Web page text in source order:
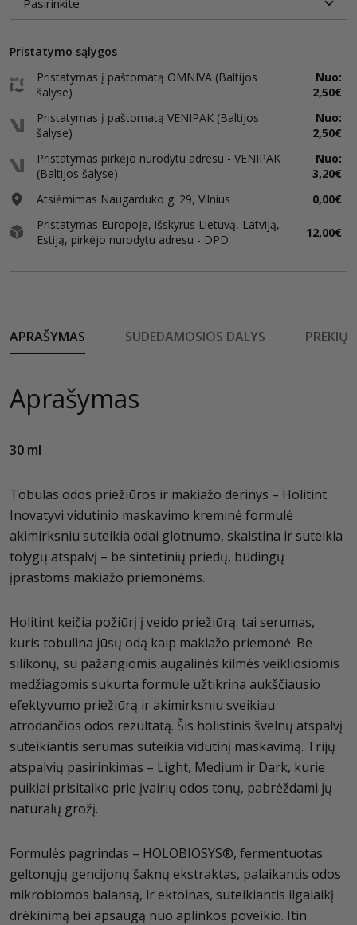
Pristatymo sąlygos
Pristatymas į paštomatą OMNIVA (Baltijos
šalyse)
Nuo:
2,50€
Pristatymas į paštomatą VENIPAK (Baltijos
šalyse)
Nuo:
2,50€
Pristatymas pirkėjo nurodytu adresu - VENIPAK
(Baltijos šalyse)
Nuo:
3,20€
Atsiėmimas Naugarduko g. 29, Vilnius
0,00€
Pristatymas Europoje, išskyrus Lietuvą, Latviją,
Estiją, pirkėjo nurodytu adresu - DPD
12,00€
APRAŠYMAS SUDEDAMOSIOS DALYS PREKIŲ
Aprašymas
30 ml
Tobulas odos priežiūros ir makiažo derinys – Holitint.
Inovatyvi vidutinio maskavimo kreminė formulė
akimirksniu suteikia odai glotnumo, skaistina ir suteikia
tolygų atspalvį – be sintetinių priedų, būdingų
įprastoms makiažo priemonėms.
Holitint keičia požiūrį į veido priežiūrą: tai serumas,
kuris tobulina jūsų odą kaip makiažo priemonė. Be
silikonų, su pažangiomis augalinės kilmės veikliosiomis
medžiagomis sukurta formulė užtikrina aukščiausio
efektyvumo priežiūrą ir akimirksniu sveikiau
atrodančios odos rezultatą. Šis holistinis švelnų atspalvį
suteikiantis serumas suteikia vidutinį maskavimą. Trijų
atspalvių pasirinkimas – Light, Medium ir Dark, kurie
puikiai prisitaiko prie įvairių odos tonų, pabrėždami jų
natūralų grožį.
Formulės pagrindas – HOLOBIOSYS®, fermentuotas
geltonųjų gencijonų šaknų ekstraktas, palaikantis odos
mikrobiomos balansą, ir ektoinas, suteikiantis ilgalaikį
drėkinimą bei apsaugą nuo aplinkos poveikio. Itin